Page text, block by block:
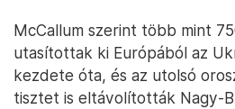
McCallum szerint több mint
utasítottak ki Európából az
kezdete óta, és az utolsó
tisztet is eltávolították Nagy-